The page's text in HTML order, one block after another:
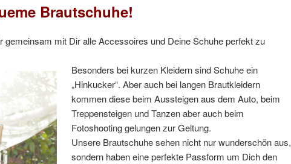
Brautschuhe!
gemeinsam mit Dir alle Accessoires und Deine Schuhe perfekt zu
Besonders bei kurzen Kleidern sind Schuhe ein
„Hinkucker“. Aber auch bei langen Brautkleidern
kommen diese beim Aussteigen aus dem Auto, beim
Treppensteigen und Tanzen aber auch beim
Fotoshooting gelungen zur Geltung.
Unsere Brautschuhe sehen nicht nur wunderschön aus,
sondern haben eine perfekte Passform um Dich den